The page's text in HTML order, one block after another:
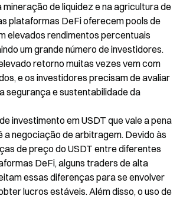
de liquidez e na agricultura de
plataformas DeFi oferecem pools de
elevados rendimentos percentuais
um grande número de investidores.
retorno muitas vezes vem com
e os investidores precisam de avaliar
segurança e sustentabilidade da
investimento em USDT que vale a pena
negociação de arbitragem. Devido às
de preço do USDT entre diferentes
DeFi, alguns traders de alta
essas diferenças para se envolver
lucros estáveis. Além disso, o uso de